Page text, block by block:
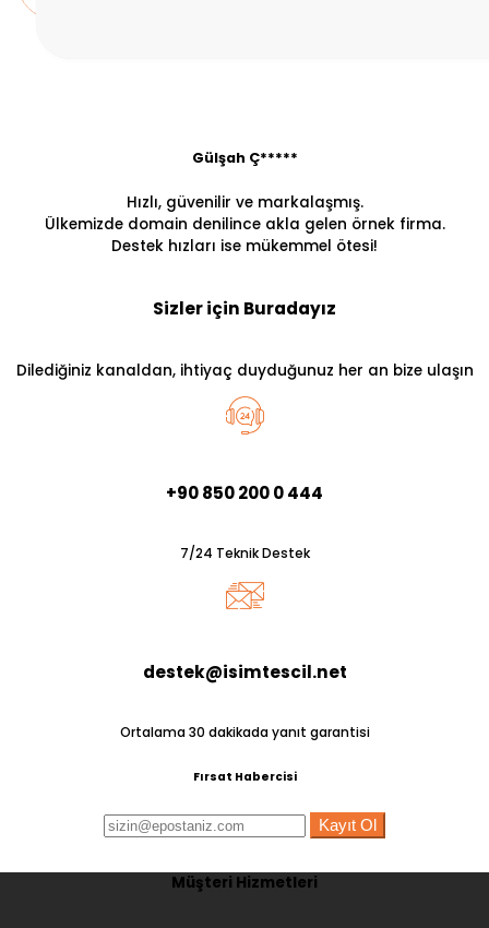
Gülşah Ç*****
Hızlı, güvenilir ve markalaşmış.
Ülkemizde domain denilince akla gelen örnek firma.
Destek hızları ise mükemmel ötesi!
Sizler için Buradayız
Dilediğiniz kanaldan, ihtiyaç duyduğunuz her an bize ulaşın
+90 850 200 0 444
7/24 Teknik Destek
destek@isimtescil.net
Ortalama 30 dakikada yanıt garantisi
Fırsat Habercisi
Kayıt Ol
Müşteri Hizmetleri